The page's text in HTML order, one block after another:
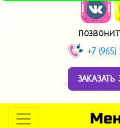
+7
ЗАКАЗАТЬ